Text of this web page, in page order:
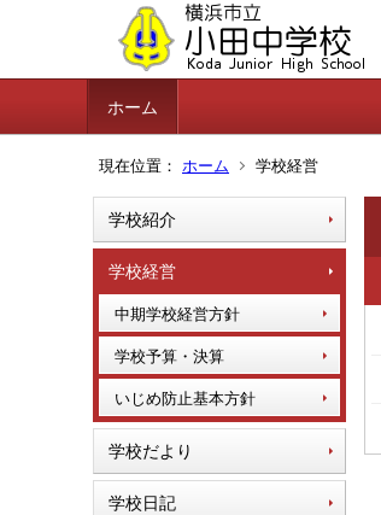
ホーム
現在位置： ホーム 学校経営
学校紹介
学校経営
中期学校経営方針
学校予算・決算
いじめ防止基本方針
学校だより
学校日記